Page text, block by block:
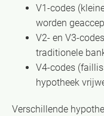
V1-codes
worden
V2- en V3-
traditionele
V4-codes
hypotheek
Verschillende